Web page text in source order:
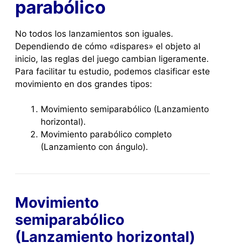
parabólico
No todos los lanzamientos son iguales.
Dependiendo de cómo «dispares» el objeto al
inicio, las reglas del juego cambian ligeramente.
Para facilitar tu estudio, podemos clasificar este
movimiento en dos grandes tipos:
Movimiento semiparabólico (Lanzamiento
horizontal).
Movimiento parabólico completo
(Lanzamiento con ángulo).
Movimiento
semiparabólico
(Lanzamiento horizontal)